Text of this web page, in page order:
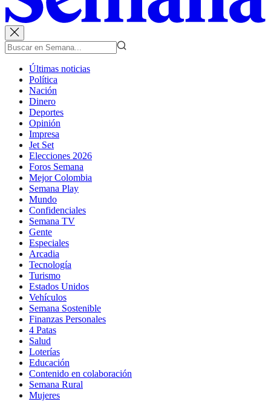
Últimas noticias
Política
Nación
Dinero
Deportes
Opinión
Impresa
Jet Set
Elecciones 2026
Foros Semana
Mejor Colombia
Semana Play
Mundo
Confidenciales
Semana TV
Gente
Especiales
Arcadia
Tecnología
Turismo
Estados Unidos
Vehículos
Semana Sostenible
Finanzas Personales
4 Patas
Salud
Loterías
Educación
Contenido en colaboración
Semana Rural
Mujeres